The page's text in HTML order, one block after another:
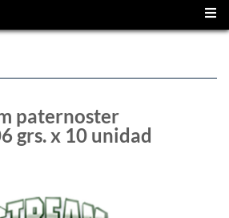
paternoster
grs. x 10 unidad